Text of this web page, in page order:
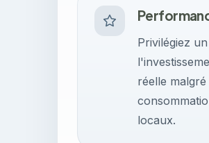
Privilégiez
réelle
locaux.